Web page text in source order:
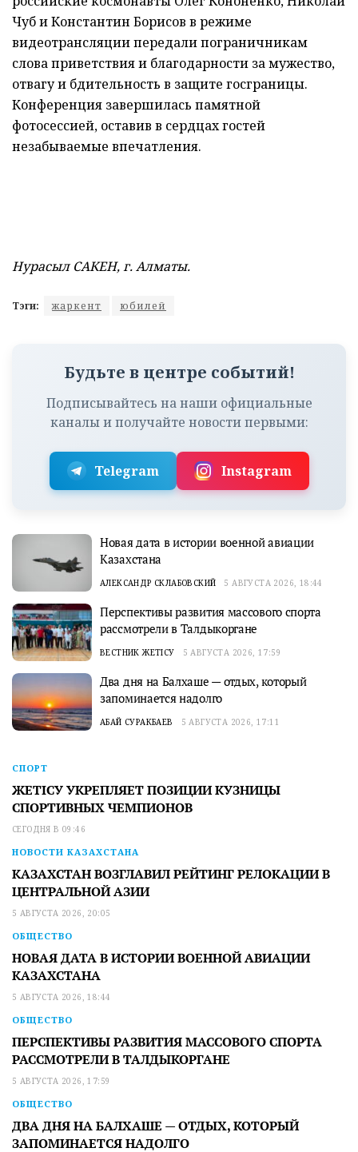
Чуб и Константин Борисов в режиме
видеотрансляции передали пограничникам
слова приветствия и благодарности за мужество,
отвагу и бдительность в защите госграницы.
Конференция завершилась памятной
фотосессией, оставив в сердцах гостей
незабываемые впечатления.
Нурасыл САКЕН, г. Алматы.
Тэги: жаркент юбилей
Будьте в центре событий!
Подписывайтесь на наши официальные
каналы и получайте новости первыми:
Telegram Instagram
Новая дата в истории военной авиации
Казахстана
АЛЕКСАНДР СКЛАБОВСКИЙ 5 АВГУСТА 2026, 18:44
Перспективы развития массового спорта
рассмотрели в Талдыкоргане
ВЕСТНИК ЖЕТІСУ 5 АВГУСТА 2026, 17:59
Два дня на Балхаше — отдых, который
запоминается надолго
АБАЙ СУРАКБАЕВ 5 АВГУСТА 2026, 17:11
СПОРТ
ЖЕТІСУ УКРЕПЛЯЕТ ПОЗИЦИИ КУЗНИЦЫ
СПОРТИВНЫХ ЧЕМПИОНОВ
СЕГОДНЯ В 09:46
НОВОСТИ КАЗАХСТАНА
КАЗАХСТАН ВОЗГЛАВИЛ РЕЙТИНГ РЕЛОКАЦИИ В
ЦЕНТРАЛЬНОЙ АЗИИ
5 АВГУСТА 2026, 20:05
ОБЩЕСТВО
НОВАЯ ДАТА В ИСТОРИИ ВОЕННОЙ АВИАЦИИ
КАЗАХСТАНА
5 АВГУСТА 2026, 18:44
ОБЩЕСТВО
ПЕРСПЕКТИВЫ РАЗВИТИЯ МАССОВОГО СПОРТА
РАССМОТРЕЛИ В ТАЛДЫКОРГАНЕ
5 АВГУСТА 2026, 17:59
ОБЩЕСТВО
ДВА ДНЯ НА БАЛХАШЕ — ОТДЫХ, КОТОРЫЙ
ЗАПОМИНАЕТСЯ НАДОЛГО